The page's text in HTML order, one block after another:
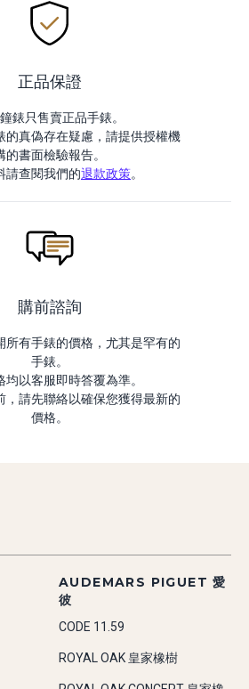
正品保證
錶只售賣正品手錶。
的真偽存在疑慮，請提供授權機
的書面檢驗報告。
請查閱我們的退款政策。
購前諮詢
所有手錶的價格，尤其是罕有的
手錶。
均以客服即時答覆為準。
，請先聯絡以確保您獲得最新的
價格。
AUDEMARS PIGUET 愛
彼
CODE 11.59
ROYAL OAK 皇家橡樹